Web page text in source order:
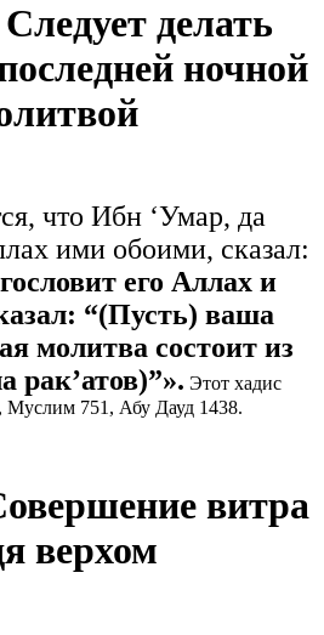
делать
ночной
что Ибн ‘Умар, да
ими обоими, сказал:
его Аллах и
“(Пусть) ваша
молитва состоит из
рак’атов)”». Этот хадис
Муслим 751, Абу Дауд 1438.
витра
верхом